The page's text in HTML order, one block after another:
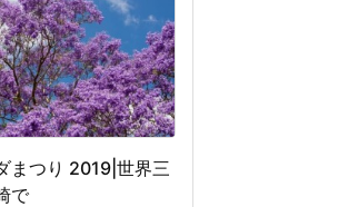
まつり 2019|世界三
で